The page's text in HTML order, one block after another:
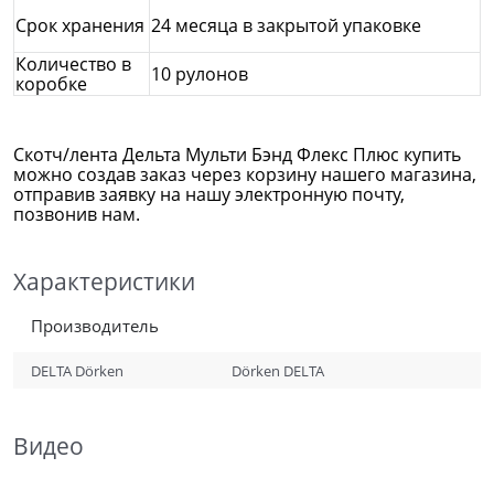
Срок хранения 24 месяца в закрытой упаковке
Количество в
коробке
10 рулонов
Скотч/лента Дельта Мульти Бэнд Флекс Плюс купить
можно создав заказ через корзину нашего магазина,
отправив заявку на нашу электронную почту,
позвонив нам.
Характеристики
Производитель
DELTA Dörken Dörken DELTA
Видео